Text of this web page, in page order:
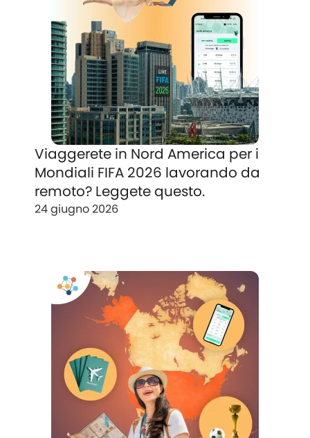
Viaggerete in Nord America per i
Mondiali FIFA 2026 lavorando da
remoto? Leggete questo.
24 giugno 2026